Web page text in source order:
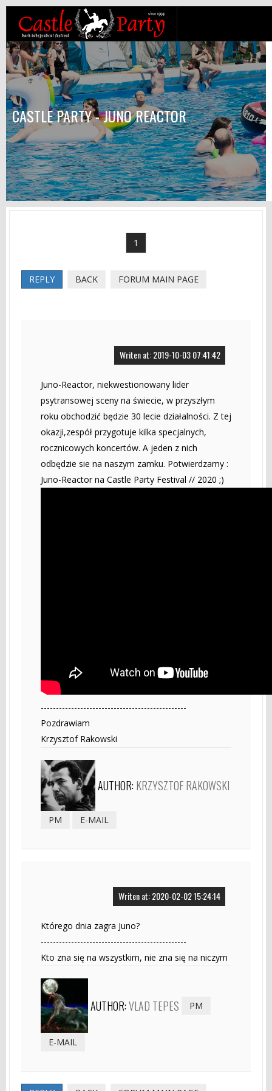
CASTLE PARTY - JUNO REACTOR
1
REPLY BACK FORUM MAIN PAGE
Writen at: 2019-10-03 07:41:42
Juno-Reactor, niekwestionowany lider
psytransowej sceny na świecie, w przyszłym
roku obchodzić będzie 30 lecie działalności. Z tej
okazji,zespół przygotuje kilka specjalnych,
rocznicowych koncertów. A jeden z nich
odbędzie sie na naszym zamku. Potwierdzamy :
Juno-Reactor na Castle Party Festival // 2020 ;)
------------------------------------------------
Pozdrawiam
Krzysztof Rakowski
AUTHOR: KRZYSZTOF RAKOWSKI
PM E-MAIL
Writen at: 2020-02-02 15:24:14
Którego dnia zagra Juno?
------------------------------------------------
Kto zna się na wszystkim, nie zna się na niczym
AUTHOR:VLAD TEPES PM
E-MAIL